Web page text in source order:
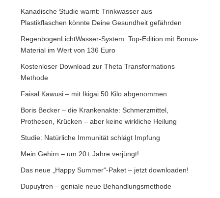
Kanadische Studie warnt: Trinkwasser aus
Plastikflaschen könnte Deine Gesundheit gefährden
RegenbogenLichtWasser-System: Top-Edition mit Bonus-
Material im Wert von 136 Euro
Kostenloser Download zur Theta Transformations
Methode
Faisal Kawusi – mit Ikigai 50 Kilo abgenommen
Boris Becker – die Krankenakte: Schmerzmittel,
Prothesen, Krücken – aber keine wirkliche Heilung
Studie: Natürliche Immunität schlägt Impfung
Mein Gehirn – um 20+ Jahre verjüngt!
Das neue „Happy Summer“-Paket – jetzt downloaden!
Dupuytren – geniale neue Behandlungsmethode